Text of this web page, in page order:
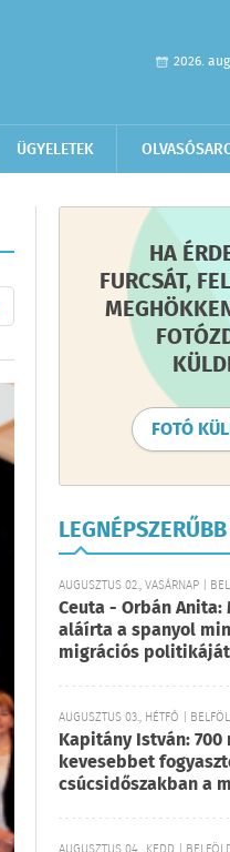
2026.
ÜGYELETEK
HA
FURCSÁT,
FOTÓ
AUGUSZTUS 02., VASÁRNAP |
Ceuta - Orbán
aláírta a spanyol
migrációs
AUGUSZTUS 03., HÉTFŐ |
Kapitány István:
kevesebbet
csúcsidőszakban a